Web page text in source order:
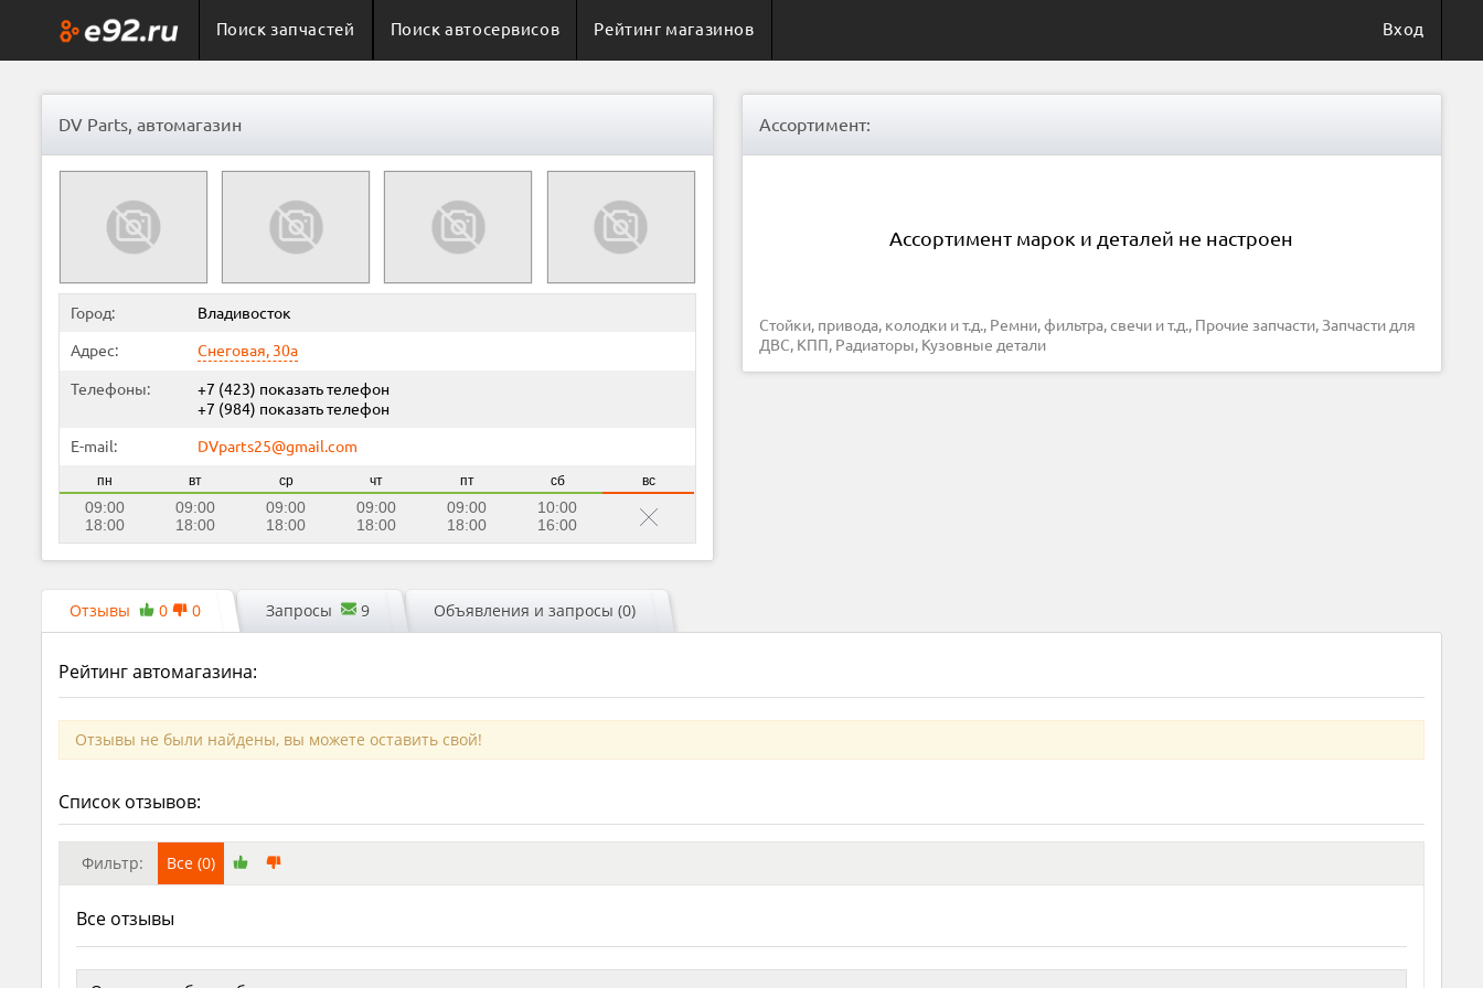
Поиск запчастей Поиск автосервисов Рейтинг магазинов Вход
DV Parts, автомагазин
Город: Владивосток
Адрес: Снеговая, 30а
Телефоны: +7 (423) показать телефон
+7 (984) показать телефон
E-mail: DVparts25@gmail.com
пн вт ср чт пт сб вс
09:00
18:00
09:00
18:00
09:00
18:00
09:00
18:00
09:00
18:00
10:00
16:00
Ассортимент:
Ассортимент марок и деталей не настроен
Стойки, привода, колодки и т.д., Ремни, фильтра, свечи и т.д., Прочие запчасти, Запчасти для
ДВС, КПП, Радиаторы, Кузовные детали
Отзывы 0 0 Запросы 9 Объявления и запросы (0)
Рейтинг автомагазина:
Отзывы не были найдены, вы можете оставить свой!
Список отзывов:
Фильтр: Все (0)
Все отзывы